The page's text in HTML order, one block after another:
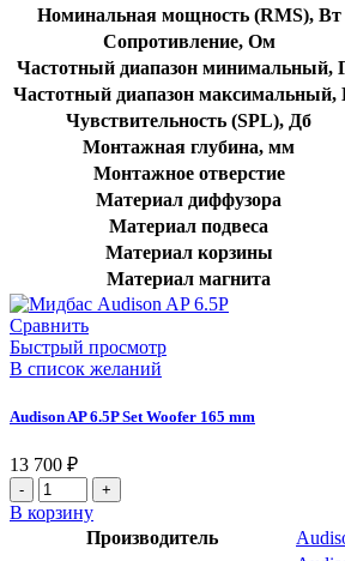
Номинальная мощность (RMS), Вт
Сопротивление, Ом
Частотный диапазон минимальный,
Частотный диапазон максимальный,
Чувствительность (SPL), Дб
Монтажная глубина, мм
Монтажное отверстие
Материал диффузора
Материал подвеса
Материал корзины
Материал магнита
Сравнить
Быстрый просмотр
В список желаний
Audison AP 6.5P Set Woofer 165 mm
13 700 ₽
Количество
товара
Audison
В корзину
Производитель